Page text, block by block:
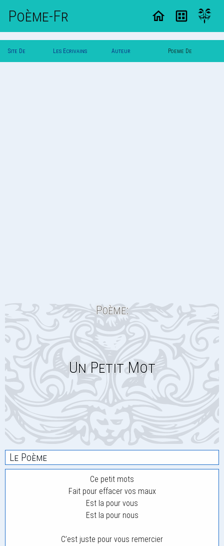
Poème-Fr
Site De Les Ecrivains Auteur Poeme De
Poème:
Un Petit Mot
Le Poème
Ce petit mots
Fait pour effacer vos maux
Est la pour vous
Est la pour nous
C’est juste pour vous remercier